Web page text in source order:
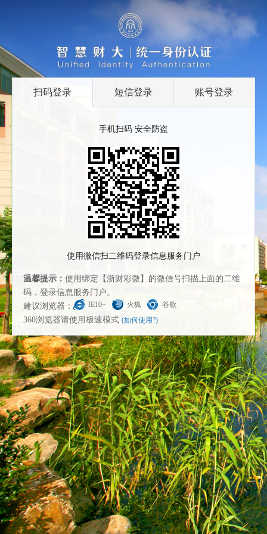
扫码登录 短信登录 账号登录
手机扫码 安全防盗
使用微信扫二维码登录信息服务门户
温馨提示： 使用绑定【浙财彩微】的微信号扫描上面的二维
码，登录信息服务门户。
建议浏览器：
IE10+ 火狐 谷歌
360浏览器请使用极速模式 (如何使用?)